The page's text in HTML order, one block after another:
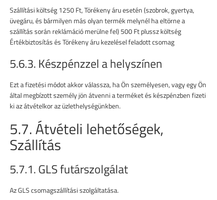
Szállítási költség 1250 Ft, Törékeny áru esetén (szobrok, gyertya,
üvegáru, és bármilyen más olyan termék melynél ha eltörne a
szállítás során reklámáció merülne fel) 500 Ft plussz költség
Értékbiztosítás és Törékeny áru kezelésel feladott csomag
5.6.3. Készpénzzel a helyszínen
Ezt a fizetési módot akkor válassza, ha Ön személyesen, vagy egy Ön
által megbízott személy jön átvenni a terméket és készpénzben fizeti
ki az átvételkor az üzlethelységünkben.
5.7. Átvételi lehetőségek,
Szállítás
5.7.1. GLS futárszolgálat
Az GLS csomagszállítási szolgáltatása.